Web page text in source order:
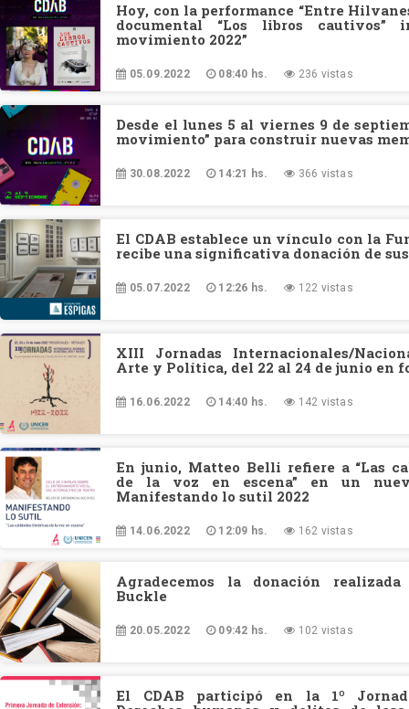
Hoy, con la performance “Entre
documental “Los libros cautivos”
movimiento 2022”
05.09.2022 08:40 hs. 236 vistas
Desde el lunes 5 al viernes 9 de
movimiento” para construir nuevas
30.08.2022 14:21 hs. 366 vistas
El CDAB establece un vínculo con la
recibe una significativa donación de
05.07.2022 12:26 hs. 122 vistas
XIII Jornadas Internacionales/
Arte y Política, del 22 al 24 de junio en
16.06.2022 14:40 hs. 142 vistas
En junio, Matteo Belli refiere a “Las
de la voz en escena” en un
Manifestando lo sutil 2022
14.06.2022 12:09 hs. 162 vistas
Agradecemos la donación
Buckle
20.05.2022 09:42 hs. 102 vistas
El CDAB participó en la 1º